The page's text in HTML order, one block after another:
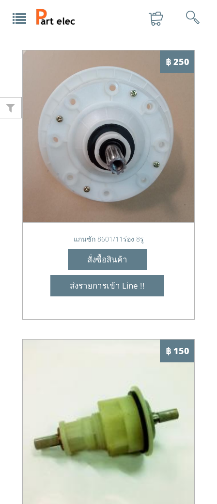
฿ 250
แกนซัก 8601/11ร่อง 8รู
สั่งซื้อสินค้า
ส่งรายการเข้า Line !!
฿ 150